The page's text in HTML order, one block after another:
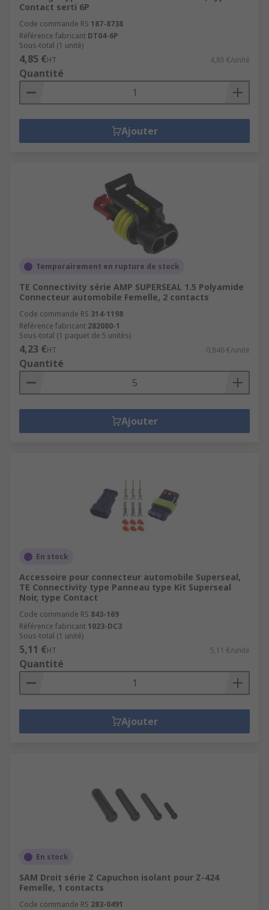
Contact serti 6P
Code commande RS 187-8738
Référence fabricant DT04-6P
Sous-total (1 unité)
4,85 €HT 4,85 €/unité
Quantité
Ajouter
Temporairement en rupture de stock
TE Connectivity série AMP SUPERSEAL 1.5 Polyamide
Connecteur automobile Femelle, 2 contacts
Code commande RS 314-1198
Référence fabricant 282080-1
Sous-total (1 paquet de 5 unités)
4,23 €HT 0,846 €/unité
Quantité
Ajouter
En stock
Accessoire pour connecteur automobile Superseal,
TE Connectivity type Panneau type Kit Superseal
Noir, type Contact
Code commande RS 843-169
Référence fabricant 1023-DC3
Sous-total (1 unité)
5,11 €HT 5,11 €/unité
Quantité
Ajouter
En stock
SAM Droit série Z Capuchon isolant pour Z-424
Femelle, 1 contacts
Code commande RS 283-0491